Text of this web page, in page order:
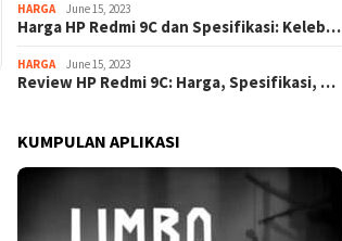
HARGA June 15, 2023
Harga HP Redmi 9C dan Spesifikasi: Keleb…
HARGA June 15, 2023
Review HP Redmi 9C: Harga, Spesifikasi, …
KUMPULAN APLIKASI